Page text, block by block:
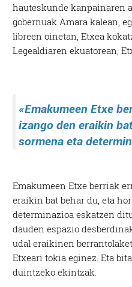
hauteskunde kanpainaren
gobernuak Amara kalean,
libreen oinetan, Etxea
Legealdiaren ekuatorean,
«Emakumeen Etxe
izango den eraikin
sormena eta
Emakumeen Etxe berriak
eraikin bat behar du, eta
determinazioa eskatzen
dauden espazio
udal eraikinen
Etxeari tokia eginez. Eta
duintzeko ekintzak.